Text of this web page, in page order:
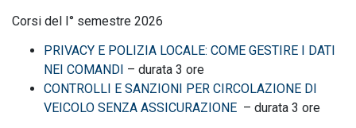
Corsi del I° semestre 2026
PRIVACY E POLIZIA LOCALE: COME GESTIRE I DATI
NEI COMANDI – durata 3 ore
CONTROLLI E SANZIONI PER CIRCOLAZIONE DI
VEICOLO SENZA ASSICURAZIONE – durata 3 ore